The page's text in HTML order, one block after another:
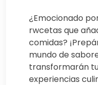
¿Emocionado
rwcetas que
comidas?
mundo de
transformarán
experiencias